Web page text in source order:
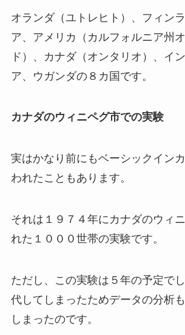
オランダ（ユトレヒト）、フィン
ア、アメリカ（カルフォルニア州
ド）、カナダ（オンタリオ）、イ
ア、ウガンダの８カ国です。
カナダのウィニペグ市での実験
実はかなり前にもベーシックイン
われたこともあります。
それは１９７４年にカナダのウィ
れた１０００世帯の実験です。
ただし、この実験は５年の予定で
代してしまったためデータの分析
しまったのです。